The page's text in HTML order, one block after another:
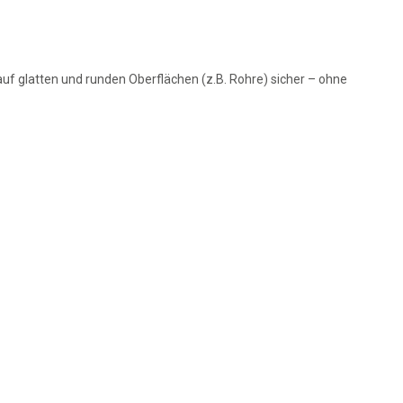
glatten und runden Oberflächen (z.B. Rohre) sicher – ohne